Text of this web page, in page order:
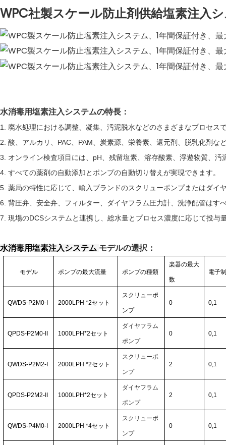
WPC社製スケール防止剤供給塩素注入
水消毒用塩素注入システムの特長：
1. 廃水処理における調整、凝集、汚泥脱水などのさまざまなプロセス
2. 酸、アルカリ、PAC、PAM、炭素源、栄養素、還元剤、脱乳化剤な
3. オンライン検査項目には、pH、残留塩素、溶存酸素、浮遊物質、
4. すべての薬剤の自動添加とポンプの自動切り替えが実現できます。
5. 薬局の特性に応じて、輸入ブランドのスクリューポンプまたはダイ
6. 背圧弁、安全弁、フィルター、ダイヤフラム圧力計、洗浄配管はす
7. 現場のDCSシステムと連携し、総水量とプロセス濃度に応じて投与
水消毒用塩素注入システム モデルの選択：
モデル ポンプの最大流量 ポンプの種類
楽器の最大
数
電子
QWDS-P2M0-I 2000LPH *2セット
スクリューポ
ンプ
0 0,1
QPDS-P2M0-II 1000LPH*2セット
ダイヤフラム
ポンプ
0 0,1
QWDS-P2M2-I 2000LPH *2セット
スクリューポ
ンプ
2 0,1
QPDS-P2M2-II 1000LPH*2セット
ダイヤフラム
ポンプ
2 0,1
QWDS-P4M0-I 2000LPH *4セット
スクリューポ
ンプ
0 0,1